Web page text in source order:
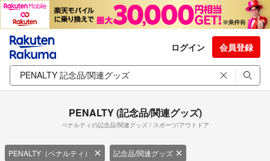
ログイン 会員登録
PENALTY (記念品/関連グッズ)
ペナルティの記念品/関連グッズ / スポーツ/アウトドア
PENALTY（ペナルティ） 記念品/関連グッズ